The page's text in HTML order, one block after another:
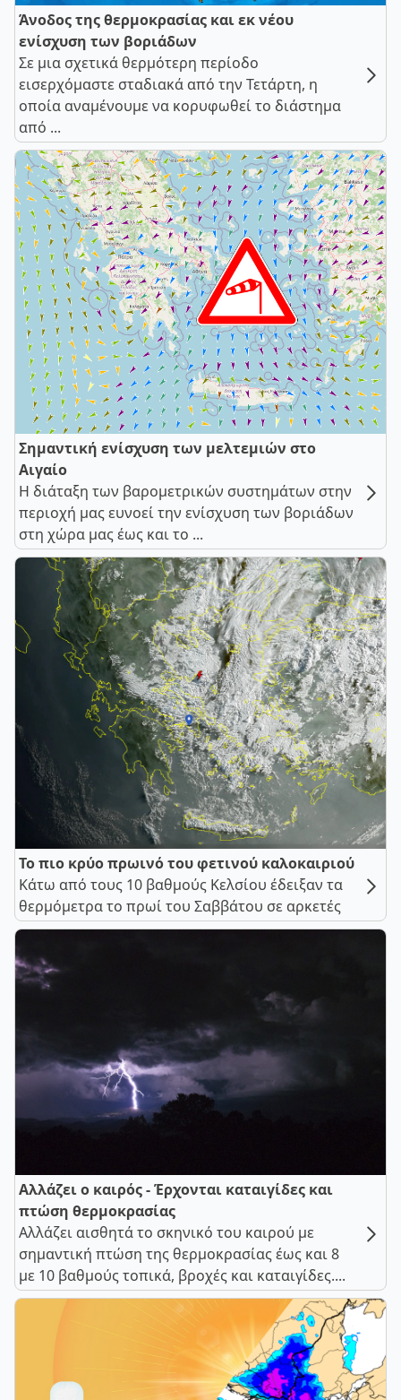
Άνοδος της θερμοκρασίας και εκ νέου
ενίσχυση των βοριάδων
Σε μια σχετικά θερμότερη περίοδο
εισερχόμαστε σταδιακά από την Τετάρτη, η
οποία αναμένουμε να κορυφωθεί το διάστημα
από ...
Σημαντική ενίσχυση των μελτεμιών στο
Αιγαίο
Η διάταξη των βαρομετρικών συστημάτων στην
περιοχή μας ευνοεί την ενίσχυση των βοριάδων
στη χώρα μας έως και το ...
Το πιο κρύο πρωινό του φετινού καλοκαιριού
Κάτω από τους 10 βαθμούς Κελσίου έδειξαν τα
θερμόμετρα το πρωί του Σαββάτου σε αρκετές
Αλλάζει ο καιρός - Έρχονται καταιγίδες και
πτώση θερμοκρασίας
Αλλάζει αισθητά το σκηνικό του καιρού με
σημαντική πτώση της θερμοκρασίας έως και 8
με 10 βαθμούς τοπικά, βροχές και καταιγίδες....